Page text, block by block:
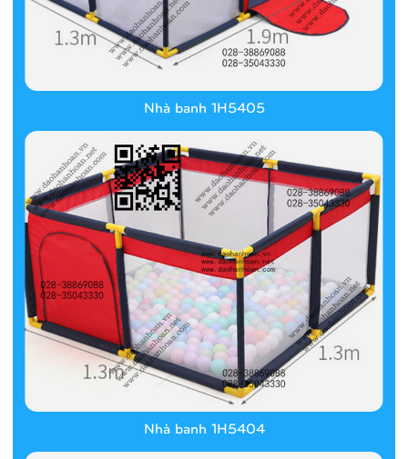
Nhà banh 1H5405
Nhà banh 1H5404